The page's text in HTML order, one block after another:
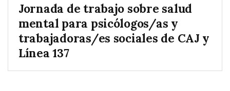
Jornada de trabajo sobre salud
mental para psicólogos/as y
trabajadoras/es sociales de CAJ y
Línea 137